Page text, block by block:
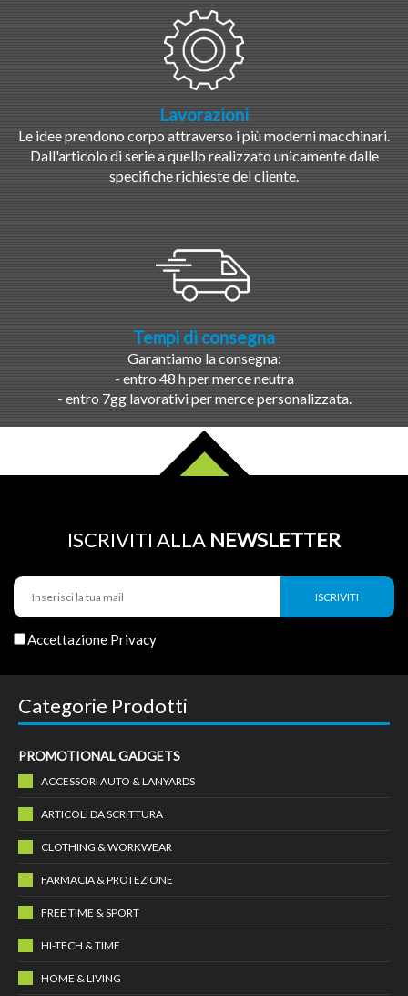
Lavorazioni
Le idee prendono corpo attraverso i più moderni macchinari.
Dall'articolo di serie a quello realizzato unicamente dalle
specifiche richieste del cliente.
Tempi di consegna
Garantiamo la consegna:
- entro 48 h per merce neutra
- entro 7gg lavorativi per merce personalizzata.
ISCRIVITI ALLA NEWSLETTER
Accettazione Privacy
Categorie Prodotti
PROMOTIONAL GADGETS
ACCESSORI AUTO & LANYARDS
ARTICOLI DA SCRITTURA
CLOTHING & WORKWEAR
FARMACIA & PROTEZIONE
FREE TIME & SPORT
HI-TECH & TIME
HOME & LIVING